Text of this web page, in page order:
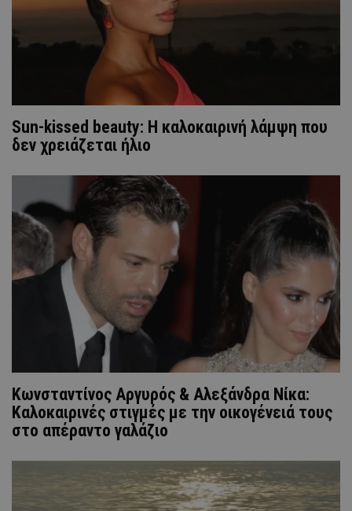
Sun-kissed beauty: Η καλοκαιρινή λάμψη που
δεν χρειάζεται ήλιο
Κωνσταντίνος Αργυρός & Αλεξάνδρα Νίκα:
Καλοκαιρινές στιγμές με την οικογένειά τους
στο απέραντο γαλάζιο